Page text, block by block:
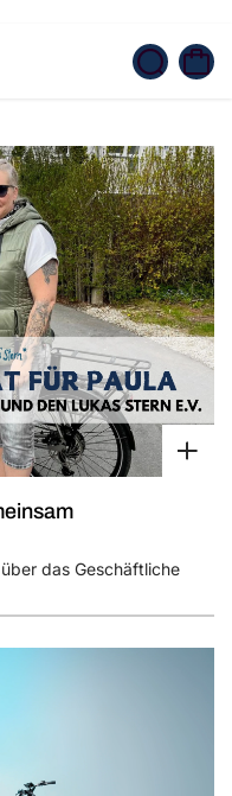
das Geschäftliche